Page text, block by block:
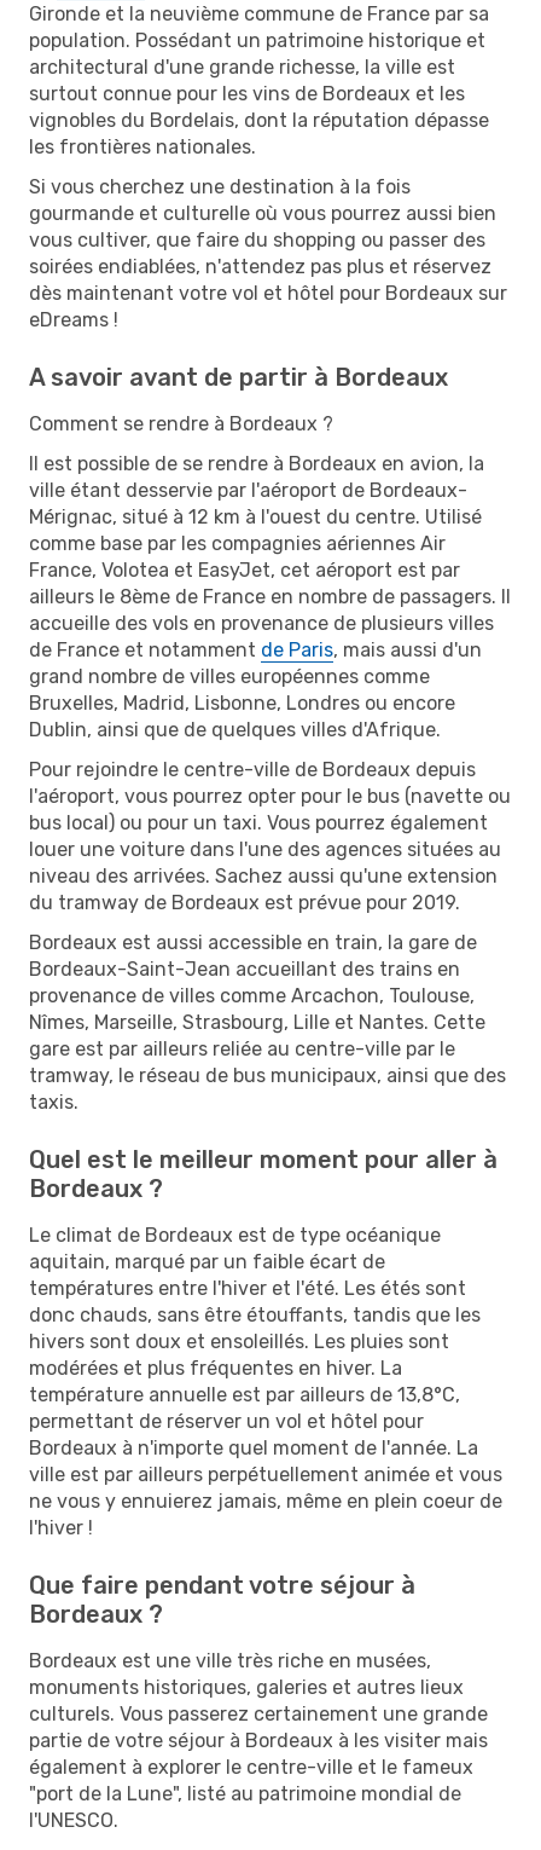
Gironde et la neuvième commune de France par sa
population. Possédant un patrimoine historique et
architectural d'une grande richesse, la ville est
surtout connue pour les vins de Bordeaux et les
vignobles du Bordelais, dont la réputation dépasse
les frontières nationales.
Si vous cherchez une destination à la fois
gourmande et culturelle où vous pourrez aussi bien
vous cultiver, que faire du shopping ou passer des
soirées endiablées, n'attendez pas plus et réservez
dès maintenant votre vol et hôtel pour Bordeaux sur
eDreams !
A savoir avant de partir à Bordeaux
Comment se rendre à Bordeaux ?
Il est possible de se rendre à Bordeaux en avion, la
ville étant desservie par l'aéroport de Bordeaux-
Mérignac, situé à 12 km à l'ouest du centre. Utilisé
comme base par les compagnies aériennes Air
France, Volotea et EasyJet, cet aéroport est par
ailleurs le 8ème de France en nombre de passagers. Il
accueille des vols en provenance de plusieurs villes
de France et notamment de Paris, mais aussi d'un
grand nombre de villes européennes comme
Bruxelles, Madrid, Lisbonne, Londres ou encore
Dublin, ainsi que de quelques villes d'Afrique.
Pour rejoindre le centre-ville de Bordeaux depuis
l'aéroport, vous pourrez opter pour le bus (navette ou
bus local) ou pour un taxi. Vous pourrez également
louer une voiture dans l'une des agences situées au
niveau des arrivées. Sachez aussi qu'une extension
du tramway de Bordeaux est prévue pour 2019.
Bordeaux est aussi accessible en train, la gare de
Bordeaux-Saint-Jean accueillant des trains en
provenance de villes comme Arcachon, Toulouse,
Nîmes, Marseille, Strasbourg, Lille et Nantes. Cette
gare est par ailleurs reliée au centre-ville par le
tramway, le réseau de bus municipaux, ainsi que des
taxis.
Quel est le meilleur moment pour aller à
Bordeaux ?
Le climat de Bordeaux est de type océanique
aquitain, marqué par un faible écart de
températures entre l'hiver et l'été. Les étés sont
donc chauds, sans être étouffants, tandis que les
hivers sont doux et ensoleillés. Les pluies sont
modérées et plus fréquentes en hiver. La
température annuelle est par ailleurs de 13,8°C,
permettant de réserver un vol et hôtel pour
Bordeaux à n'importe quel moment de l'année. La
ville est par ailleurs perpétuellement animée et vous
ne vous y ennuierez jamais, même en plein coeur de
l'hiver !
Que faire pendant votre séjour à
Bordeaux ?
Bordeaux est une ville très riche en musées,
monuments historiques, galeries et autres lieux
culturels. Vous passerez certainement une grande
partie de votre séjour à Bordeaux à les visiter mais
également à explorer le centre-ville et le fameux
"port de la Lune", listé au patrimoine mondial de
l'UNESCO.